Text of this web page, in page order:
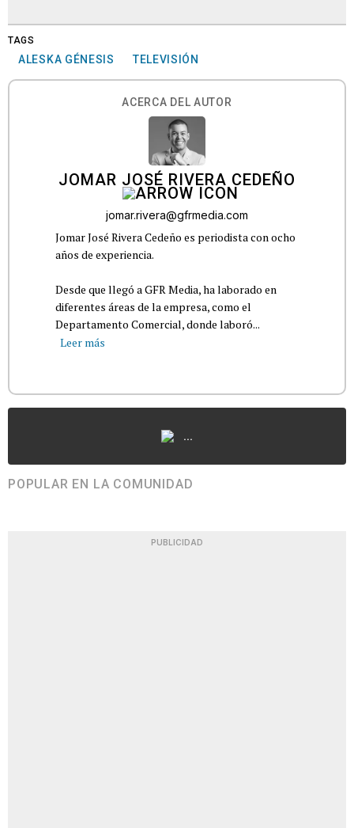
TAGS
ALESKA GÉNESIS TELEVISIÓN
ACERCA DEL AUTOR
JOMAR JOSÉ RIVERA CEDEÑO
jomar.rivera@gfrmedia.com
Jomar José Rivera Cedeño es periodista con ocho
años de experiencia.
Desde que llegó a GFR Media, ha laborado en
diferentes áreas de la empresa, como el
Departamento Comercial, donde laboró...
Leer más
...
POPULAR EN LA COMUNIDAD
PUBLICIDAD